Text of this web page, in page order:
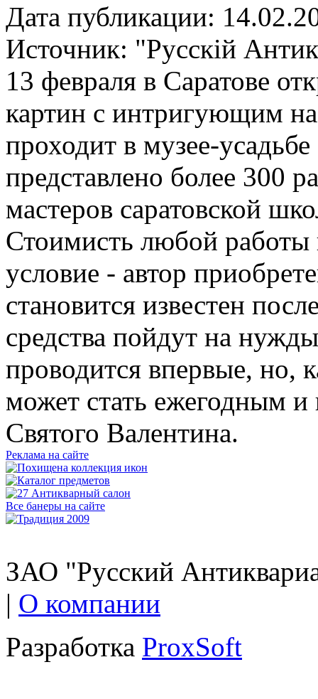
Дата публикации:
Источник: "Русскiй
13 февраля в Саратове
картин с интригующим
проходит в музее-
представлено более 300
мастеров саратовской
Стоимисть любой работы
условие - автор
становится известен
средства пойдут на
проводится впервые, но,
может стать ежегодным
Святого Валентина.
Реклама на сайте
Все банеры на сайте
ЗАО "Русский
| О компании
Разработка ProxSoft